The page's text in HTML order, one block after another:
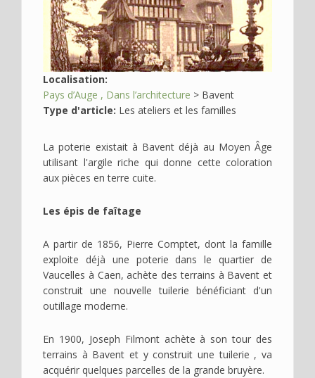
Déplier
Contact
Recherche
Localisation:
Pays d’Auge
Dans l’architecture > Bavent
Type d'article: Les ateliers et les familles
La poterie existait à Bavent déjà au Moyen Âge
utilisant l'argile riche qui donne cette coloration
aux pièces en terre cuite.
Les épis de faîtage
A partir de 1856, Pierre Comptet, dont la famille
exploite déjà une poterie dans le quartier de
Vaucelles à Caen, achète des terrains à Bavent et
construit une nouvelle tuilerie bénéficiant d'un
outillage moderne.
En 1900, Joseph Filmont achète à son tour des
terrains à Bavent et y construit une tuilerie , va
acquérir quelques parcelles de la grande bruyère.